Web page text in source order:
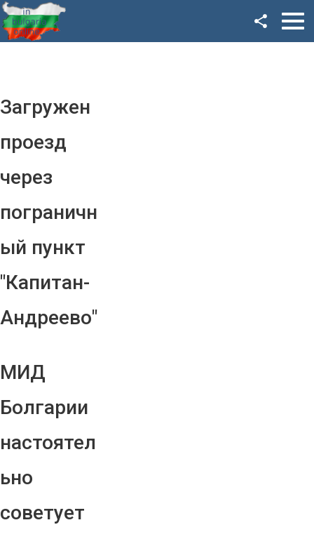
Загружен
проезд
через
пограничн
ый пункт
"Капитан-
Андреево"
МИД
Болгарии
настоятел
ьно
советует